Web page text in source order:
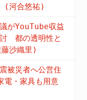
(河合悠祐)
がYouTube収益
都の透明性と
沙織里)
被災者へ公営住
電・家具も用意